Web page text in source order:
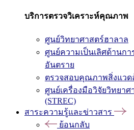
บริการตรวจวิเคราะห์คุณภาพ
ศูนย์วิทยาศาสตร์ฮาลาล
ศูนย์ความเป็นเลิศด้านกา
อันตราย
ตรวจสอบคุณภาพสิ่งแวด
ศูนย์เครื่องมือวิจัยวิทยา
(STREC)
สาระความรู้และข่าวสาร
ย้อนกลับ